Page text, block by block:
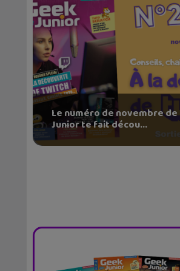
Le numéro de novembre de
Junior te fait décou...